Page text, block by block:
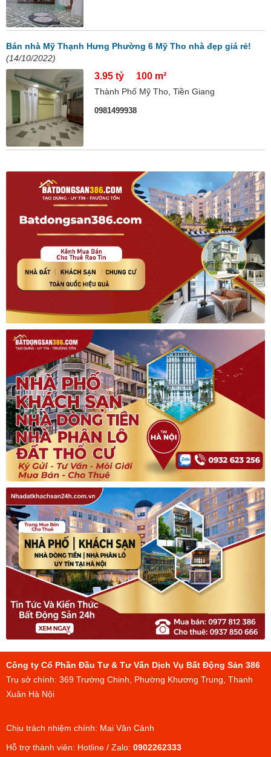
Bán nhà Mỹ Thạnh Hưng Phường 6 Mỹ Tho nhà đẹp giá rẻ!
(14/10/2022)
3.95 tỷ 100 m²
Thành Phố Mỹ Tho, Tiền Giang
0981499938
Công ty Cổ Phần Đầu Tư & Tư Vấn Dịch Vụ Bất Động Sản 386
Trụ sở chính: 369 Trường Chinh, Phường Khương Trung, Thanh
Xuân Hà Nội
Chịu trách nhiệm chính: Mai Văn Cảnh
Hỗ trợ thành viên: Hotline / Zalo: 0902262333